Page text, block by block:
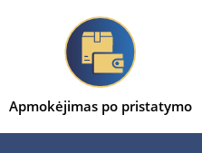
Apmokėjimas po pristatymo